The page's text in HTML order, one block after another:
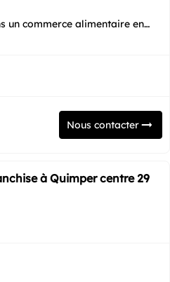
un commerce alimentaire en
? Cette...
Nous contacter
à Quimper centre 29